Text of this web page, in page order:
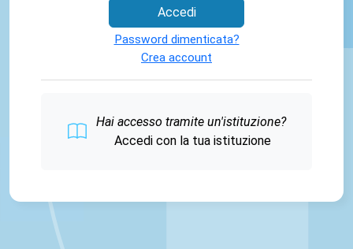
Accedi
Password dimenticata?
Crea account
Hai accesso tramite un'istituzione?
Accedi con la tua istituzione